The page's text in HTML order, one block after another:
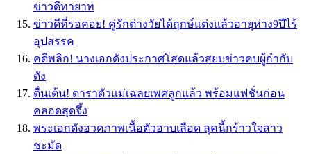
ข่าวดีทายาท
ข่าวดีที่รอคอย! คู่รักต่างวัยได้ฤกษ์แต่งแล้วอายุห่าง9ปีไร้
อุปสรรค
คดีพลิก! นางเอกดังประกาศโสดแล้วสยบข่าวคบผู้กำกับ
ดัง
ตื่นเต้น! ดาราตัวแม่เฉลยเพศลูกแล้ว พร้อมแฟชั่นก่อน
คลอดสุดจึ้ง
พระเอกดังอวดภาพเนื้อตัวอาบเลือด ลุคนี้กร้าวใจสาว
ชะมัด